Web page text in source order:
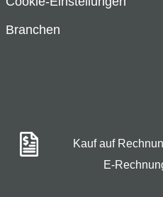
Branchen
Kauf auf
E-